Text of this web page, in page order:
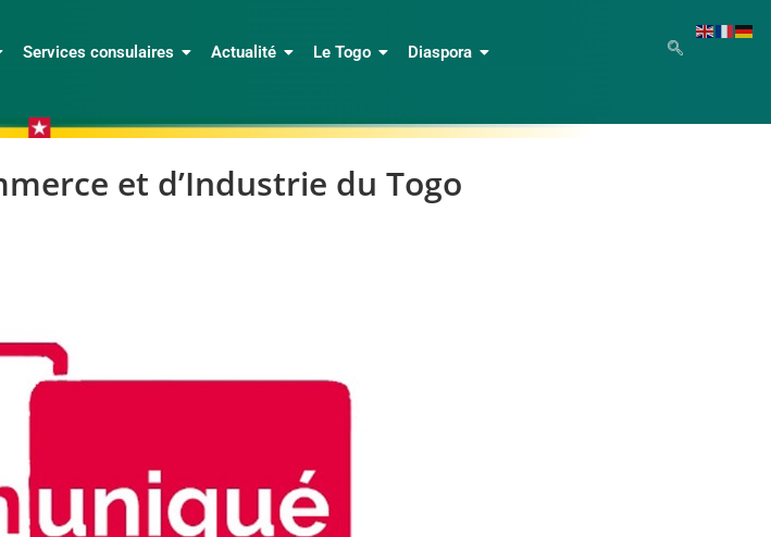
Services consulaires Actualité Le Togo Diaspora
et d’Industrie du Togo